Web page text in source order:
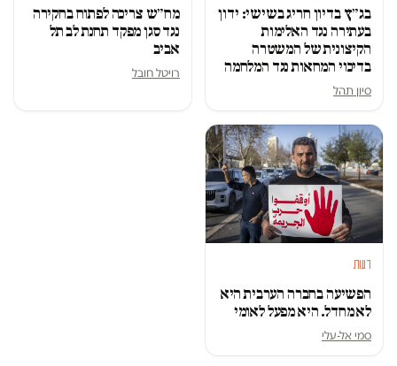
בג״ץ בדיון חריג בשישי: ידון
בעתירה נגד האלימות
הקיצונית של המשטרה
בדיכוי המחאות נגד המלחמה
סיון תהל
מח״ש צריכה לפתוח בחקירה
נגד סגן מפקד תחנת לב תל
אביב
רויטל חובל
דעות
הפשיעה בחברה הערבית היא
לא מחדל. היא מפעל לאומי
סמי אל-עלי